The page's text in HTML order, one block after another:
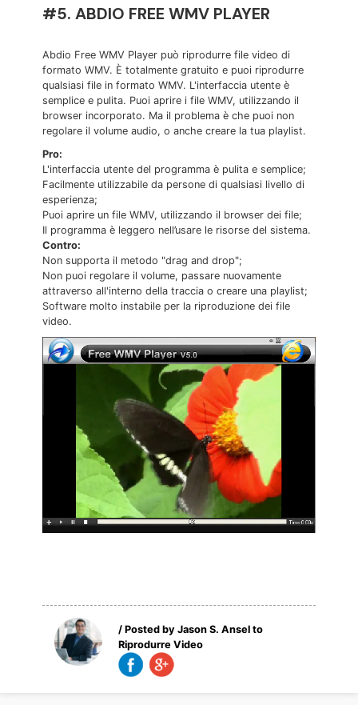
#5. ABDIO FREE WMV PLAYER
Abdio Free WMV Player può riprodurre file video di
formato WMV. È totalmente gratuito e puoi riprodurre
qualsiasi file in formato WMV. L'interfaccia utente è
semplice e pulita. Puoi aprire i file WMV, utilizzando il
browser incorporato. Ma il problema è che puoi non
regolare il volume audio, o anche creare la tua playlist.
Pro:
L'interfaccia utente del programma è pulita e semplice;
Facilmente utilizzabile da persone di qualsiasi livello di
esperienza;
Puoi aprire un file WMV, utilizzando il browser dei file;
Il programma è leggero nell’usare le risorse del sistema.
Contro:
Non supporta il metodo "drag and drop";
Non puoi regolare il volume, passare nuovamente
attraverso all'interno della traccia o creare una playlist;
Software molto instabile per la riproduzione dei file
video.
/ Posted byJason S. Ansel to
Riprodurre Video